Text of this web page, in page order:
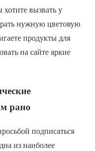
вызвать у
нужную цветовую
продукты для
на сайте яркие
рано
подписаться
из наиболее